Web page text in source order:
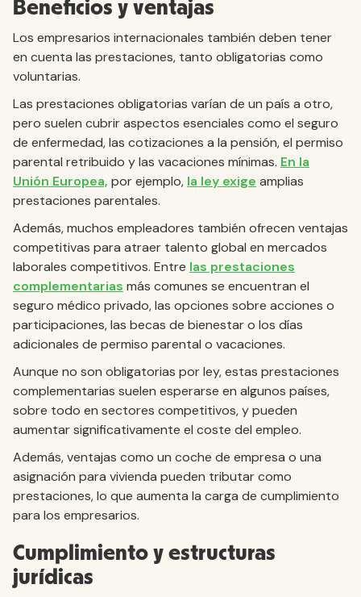
Beneficios y ventajas
Los empresarios internacionales también deben tener
en cuenta las prestaciones, tanto obligatorias como
voluntarias.
Las prestaciones obligatorias varían de un país a otro,
pero suelen cubrir aspectos esenciales como el seguro
de enfermedad, las cotizaciones a la pensión, el permiso
parental retribuido y las vacaciones mínimas. En la
Unión Europea, por ejemplo, la ley exige amplias
prestaciones parentales.
Además, muchos empleadores también ofrecen ventajas
competitivas para atraer talento global en mercados
laborales competitivos. Entre las prestaciones
complementarias más comunes se encuentran el
seguro médico privado, las opciones sobre acciones o
participaciones, las becas de bienestar o los días
adicionales de permiso parental o vacaciones.
Aunque no son obligatorias por ley, estas prestaciones
complementarias suelen esperarse en algunos países,
sobre todo en sectores competitivos, y pueden
aumentar significativamente el coste del empleo.
Además, ventajas como un coche de empresa o una
asignación para vivienda pueden tributar como
prestaciones, lo que aumenta la carga de cumplimiento
para los empresarios.
Cumplimiento y estructuras
jurídicas